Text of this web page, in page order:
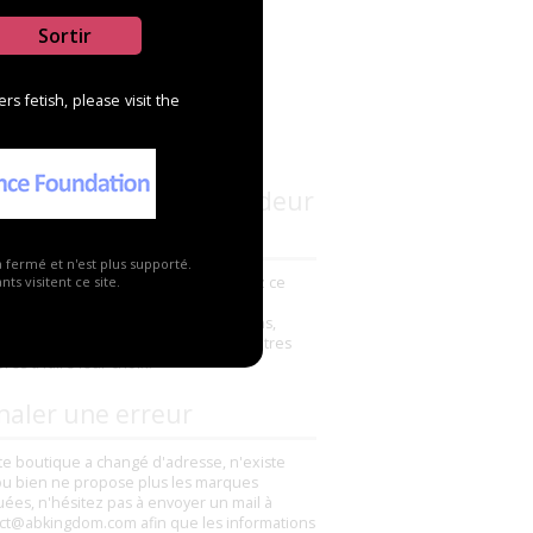
Sortir
fetish, please visit the
fermé et n'est plus supporté.
visitent ce site.
connaissez ce revendeur
déjà commandé un produit chez ce
pour partager vos impressions,
ou mauvaises, elles aideront les autres
à faire leur choix.
boutique a changé d'adresse, n'existe
bien ne propose plus les marques
n'hésitez pas à envoyer un mail à
afin que les informations